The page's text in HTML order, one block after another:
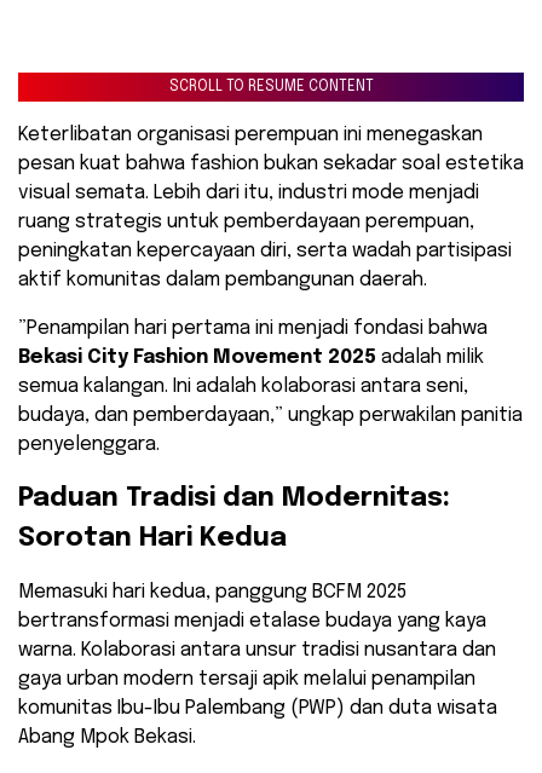
SCROLL TO RESUME CONTENT
​Keterlibatan organisasi perempuan ini menegaskan
pesan kuat bahwa fashion bukan sekadar soal estetika
visual semata. Lebih dari itu, industri mode menjadi
ruang strategis untuk pemberdayaan perempuan,
peningkatan kepercayaan diri, serta wadah partisipasi
aktif komunitas dalam pembangunan daerah.
​”Penampilan hari pertama ini menjadi fondasi bahwa
Bekasi City Fashion Movement 2025 adalah milik
semua kalangan. Ini adalah kolaborasi antara seni,
budaya, dan pemberdayaan,” ungkap perwakilan panitia
penyelenggara.
​Paduan Tradisi dan Modernitas:
Sorotan Hari Kedua
​Memasuki hari kedua, panggung BCFM 2025
bertransformasi menjadi etalase budaya yang kaya
warna. Kolaborasi antara unsur tradisi nusantara dan
gaya urban modern tersaji apik melalui penampilan
komunitas Ibu-Ibu Palembang (PWP) dan duta wisata
Abang Mpok Bekasi.